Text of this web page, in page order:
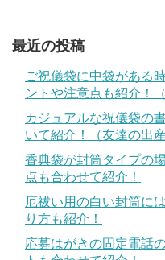
最近の投稿
ご祝儀袋に中袋がある
ントや注意点も紹介！
カジュアルな祝儀袋の
いて紹介！（友達の出産
香典袋が封筒タイプの
点も合わせて紹介！
厄祓い用の白い封筒に
り方も紹介！
応募はがきの固定電話